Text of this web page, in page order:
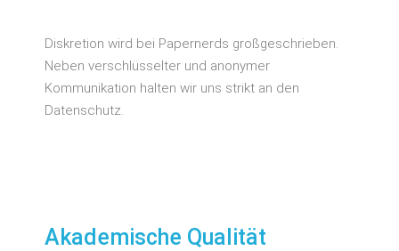
Diskretion wird bei Papernerds großgeschrieben.
Neben verschlüsselter und anonymer
Kommunikation halten wir uns strikt an den
Datenschutz.
Akademische Qualität